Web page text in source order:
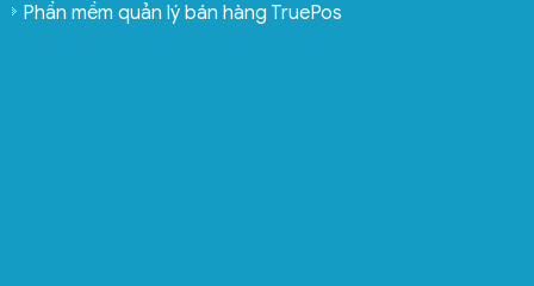
Phần mềm quản lý bán hàng TruePos